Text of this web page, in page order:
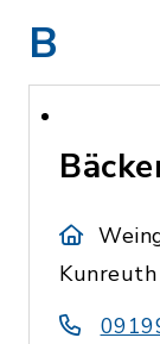
B
Kunreuth